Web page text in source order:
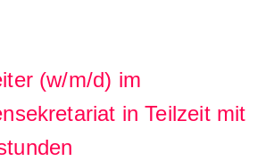
(w/m/d) im
in Teilzeit mit